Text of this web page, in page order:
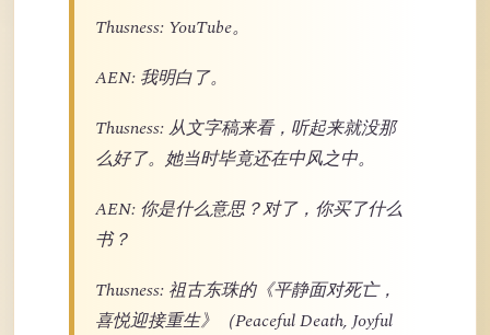
Thusness: YouTube。
AEN: 我明白了。
Thusness: 从文字稿来看，听起来就没那
么好了。她当时毕竟还在中风之中。
AEN: 你是什么意思？对了，你买了什么
书？
Thusness: 祖古东珠的《平静面对死亡，
喜悦迎接重生》（Peaceful Death, Joyful